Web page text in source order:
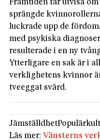
Framtiden får utvisa
sprängde
luckrade upp de
med psykiska
resulterade i en ny
Ytterligare en sak är i
verklighetens kvinnor
tveeggat svärd.
Jämställdhet
Läs mer: Vänsterns